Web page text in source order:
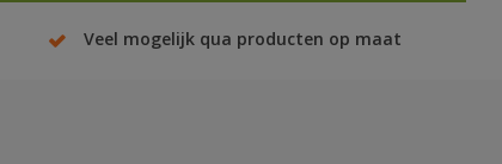
Veel mogelijk qua producten op maat